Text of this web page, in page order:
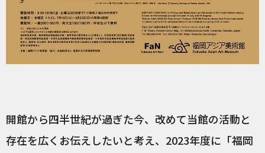
開館から四半世紀が過ぎた今、改めて当館の活動と
存在を広くお伝えしたいと考え、2023年度に「福岡